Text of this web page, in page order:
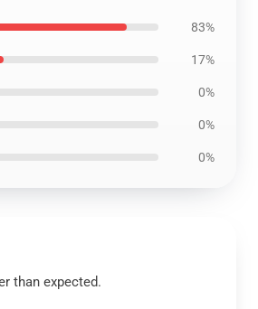
83%
17%
0%
0%
0%
than expected.